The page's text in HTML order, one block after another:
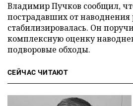
Владимир Пучков сообщил,
пострадавших от наводнения
стабилизировалась. Он
комплексную оценку
подворовые обходы.
СЕЙЧАС ЧИТАЮТ